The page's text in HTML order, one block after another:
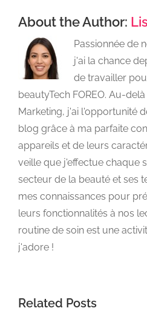
About the Author:
Passionnée de
j'ai la chance
de travailler
beautyTech FOREO. Au-
Marketing, j'ai l'opportunité
blog grâce à ma parfaite
appareils et de leurs
veille que j'effectue chaque
secteur de la beauté et ses
mes connaissances pour
leurs fonctionnalités à nos
routine de soin est une
j'adore !
Related Posts